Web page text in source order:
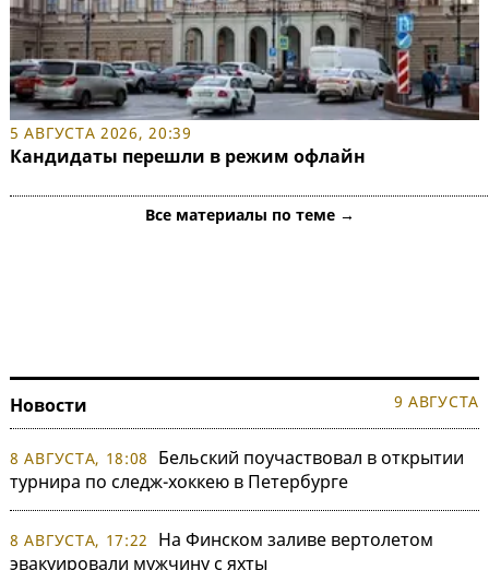
5 АВГУСТА 2026, 20:39
Кандидаты перешли в режим офлайн
Все материалы по теме →
Новости 9 АВГУСТА
8 АВГУСТА, 18:08
Бельский поучаствовал в открытии
турнира по следж-хоккею в Петербурге
8 АВГУСТА, 17:22
На Финском заливе вертолетом
эвакуировали мужчину с яхты